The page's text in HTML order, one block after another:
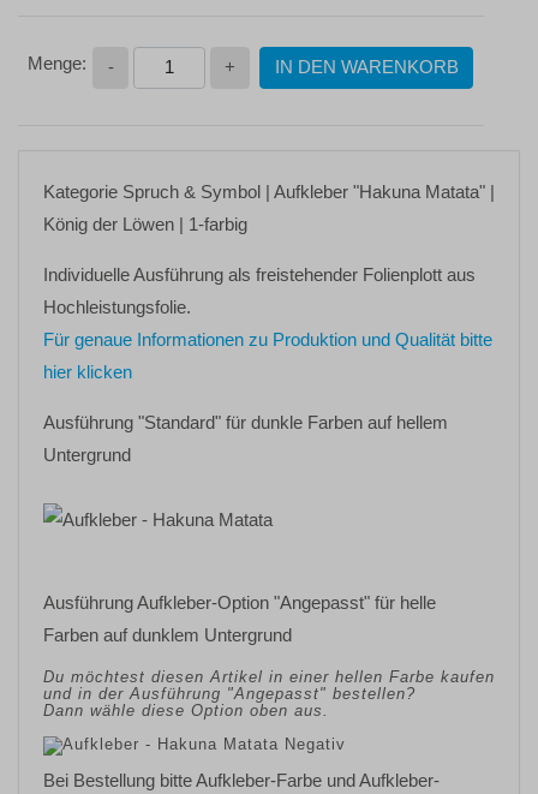
- + IN DEN WARENKORB
Kategorie Spruch & Symbol | Aufkleber "Hakuna Matata" |
König der Löwen | 1-farbig
Individuelle Ausführung als freistehender Folienplott aus
Hochleistungsfolie.
Für genaue Informationen zu Produktion und Qualität bitte
hier klicken
Ausführung "Standard" für dunkle Farben auf hellem
Untergrund
Ausführung Aufkleber-Option "Angepasst" für helle
Farben auf dunklem Untergrund
Du möchtest diesen Artikel in einer hellen Farbe kaufen
und in der Ausführung "Angepasst" bestellen?
Dann wähle diese Option oben aus.
Bei Bestellung bitte Aufkleber-Farbe und Aufkleber-